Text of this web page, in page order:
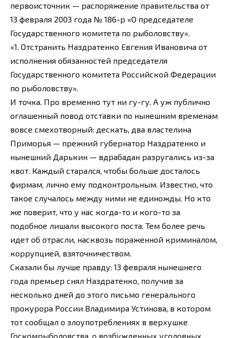
первоисточник — распоряжение правительства от
13 февраля 2003 года № 186-р «О председателе
Государственного комитета по рыболовству».
«1. Отстранить Наздратенко Евгения Ивановича от
исполнения обязанностей председателя
Государственного комитета Российской Федерации
по рыболовству».
И точка. Про временно тут ни гу-гу. А уж публично
оглашенный повод отставки по нынешним временам
вовсе смехотворный: дескать, два властелина
Приморья — прежний губернатор Наздратенко и
нынешний Дарькин — вдрабадан разругались из-за
квот. Каждый старался, чтобы больше досталось
фирмам, лично ему подконтрольным. Известно, что
такое случалось между ними не единожды. Но кто
же поверит, что у нас когда-то и кого-то за
подобное лишали высокого поста. Тем более речь
идет об отрасли, насквозь пораженной криминалом,
коррупцией, взяточничеством.
Сказали бы лучше правду: 13 февраля нынешнего
года премьер снял Наздратенко, получив за
несколько дней до этого письмо генерального
прокурора России Владимира Устинова, в котором
тот сообщал о злоупотреблениях в верхушке
Госкомрыболовства, о возбужденных уголовных